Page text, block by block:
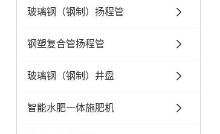
玻璃钢（钢制）扬程管
钢塑复合管扬程管
玻璃钢（钢制）井盘
智能水肥一体施肥机